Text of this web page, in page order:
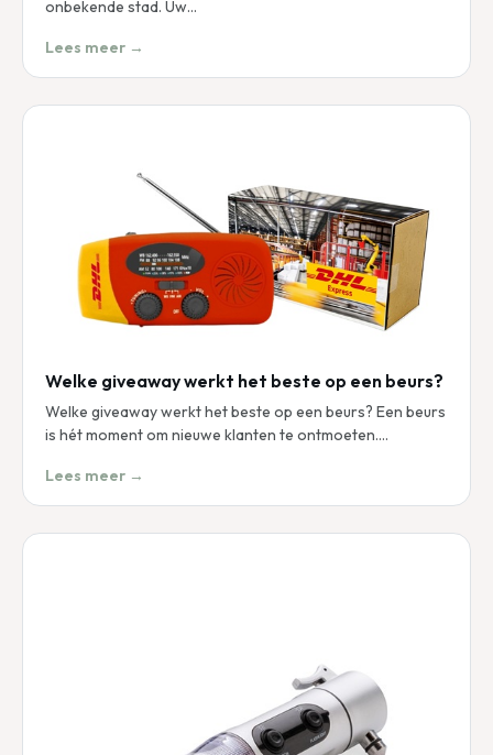
onbekende stad. Uw…
Lees meer →
Welke giveaway werkt het beste op een beurs?
Welke giveaway werkt het beste op een beurs? Een beurs
is hét moment om nieuwe klanten te ontmoeten.…
Lees meer →